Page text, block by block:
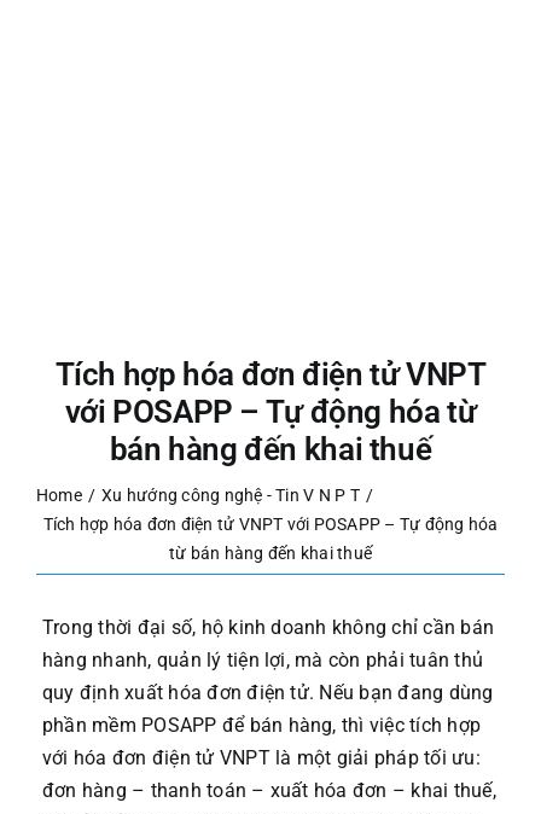
Tích hợp hóa đơn điện tử VNPT
với POSAPP – Tự động hóa từ
bán hàng đến khai thuế
Home
Xu hướng công nghệ - Tin V N P T
Tích hợp hóa đơn điện tử VNPT với POSAPP – Tự động hóa
từ bán hàng đến khai thuế
Trong thời đại số, hộ kinh doanh không chỉ cần bán
hàng nhanh, quản lý tiện lợi, mà còn phải tuân thủ
quy định xuất hóa đơn điện tử. Nếu bạn đang dùng
phần mềm POSAPP để bán hàng, thì việc tích hợp
với hóa đơn điện tử VNPT là một giải pháp tối ưu:
đơn hàng – thanh toán – xuất hóa đơn – khai thuế,